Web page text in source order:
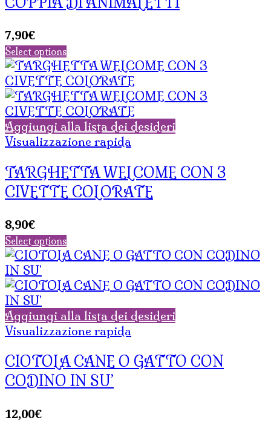
7,90€
Select options
Aggiungi alla lista dei desideri
Visualizzazione rapida
TARGHETTA WELCOME CON 3
CIVETTE COLORATE
8,90€
Select options
Aggiungi alla lista dei desideri
Visualizzazione rapida
CIOTOLA CANE O GATTO CON
CODINO IN SU’
12,00€